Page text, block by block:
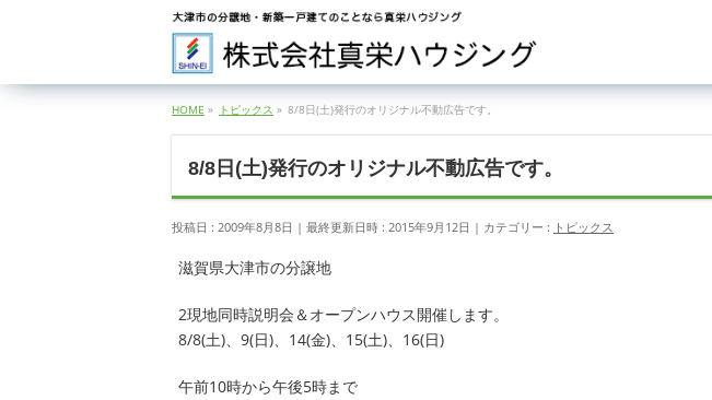
HOME » トピックス » 8/8日(土)発行のオリジナル不動広告です。
8/8日(土)発行のオリジナル不動広告です。
投稿日 : 2009年8月8日 最終更新日時 : 2015年9月12日 カテゴリー : トピックス
滋賀県大津市の分譲地
2現地同時説明会＆オープンハウス開催します。
8/8(土)、9(日)、14(金)、15(土)、16(日)
午前10時から午後5時まで